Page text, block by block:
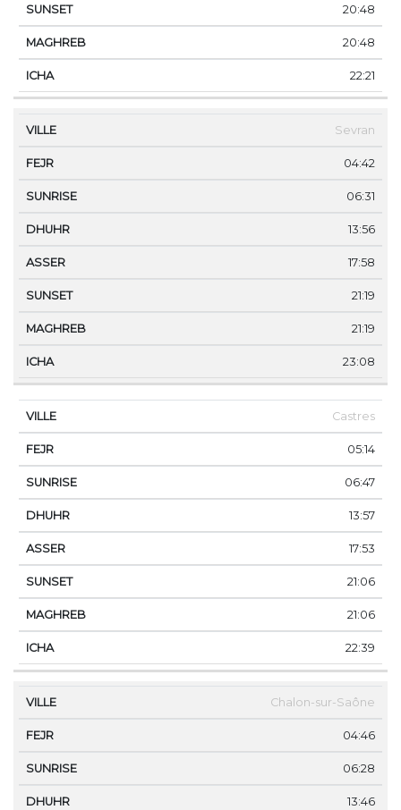
20:48
20:48
22:21
Sevran
04:42
06:31
13:56
17:58
21:19
21:19
23:08
Castres
05:14
06:47
13:57
17:53
21:06
21:06
22:39
Chalon-sur-Saône
04:46
06:28
13:46